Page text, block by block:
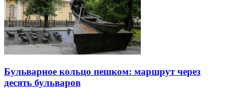
Бульварное кольцо пешком: маршрут через
десять бульваров